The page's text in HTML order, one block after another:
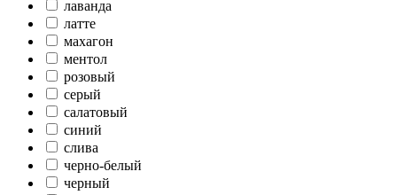
лаванда
латте
махагон
ментол
розовый
серый
салатовый
синий
слива
черно-белый
черный